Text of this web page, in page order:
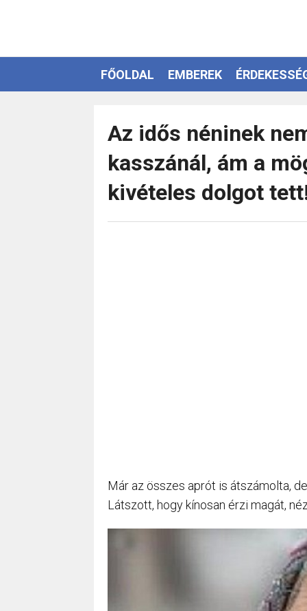
FŐOLDAL EMBEREK
Az idős néninek
kasszánál, ám a
kivételes dolgot
Már az összes aprót is átszámolta,
Látszott, hogy kínosan érzi magát,